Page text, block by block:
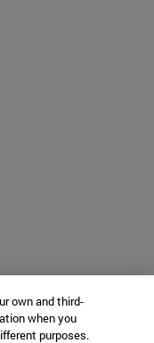
own and third-
when you
purposes.